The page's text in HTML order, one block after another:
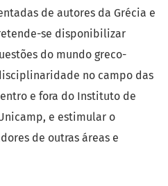
de autores da Grécia e
se disponibilizar
do mundo greco-
no campo das
e fora do Instituto de
e estimular o
de outras áreas e